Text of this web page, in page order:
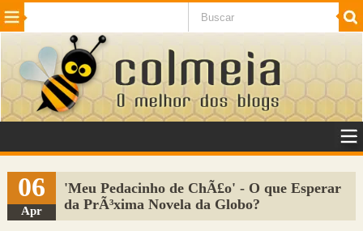
Beleza Cinema e TV
Internet Jogos NotÃ­cias SaÃºde
VeÃ­culos Adulto
Sugerir Link
Adicionar Blog
06
Apr
'Meu Pedacinho de ChÃ£o' - O que Esperar
da PrÃ³xima Novela da Globo?